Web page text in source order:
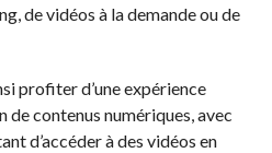
de vidéos à la demande ou de
profiter d’une expérience
de contenus numériques, avec
d’accéder à des vidéos en